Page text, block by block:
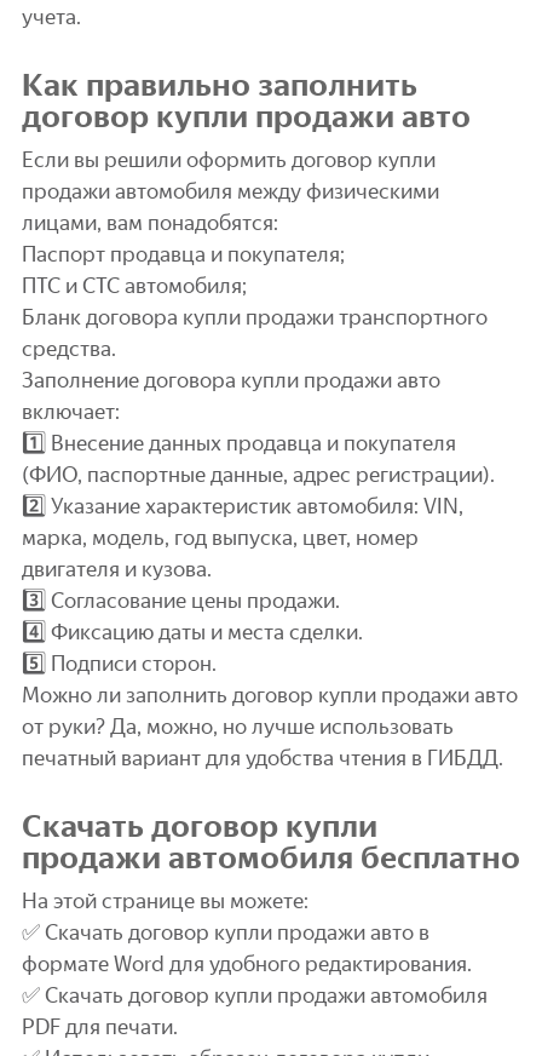
учета.
Как правильно заполнить
договор купли продажи авто
Если вы решили оформить договор купли
продажи автомобиля между физическими
лицами, вам понадобятся:
Паспорт продавца и покупателя;
ПТС и СТС автомобиля;
Бланк договора купли продажи транспортного
средства.
Заполнение договора купли продажи авто
включает:
1️⃣ Внесение данных продавца и покупателя
(ФИО, паспортные данные, адрес регистрации).
2️⃣ Указание характеристик автомобиля: VIN,
марка, модель, год выпуска, цвет, номер
двигателя и кузова.
3️⃣ Согласование цены продажи.
4️⃣ Фиксацию даты и места сделки.
5️⃣ Подписи сторон.
Можно ли заполнить договор купли продажи авто
от руки? Да, можно, но лучше использовать
печатный вариант для удобства чтения в ГИБДД.
Скачать договор купли
продажи автомобиля бесплатно
На этой странице вы можете:
✅ Скачать договор купли продажи авто в
формате Word для удобного редактирования.
✅ Скачать договор купли продажи автомобиля
PDF для печати.